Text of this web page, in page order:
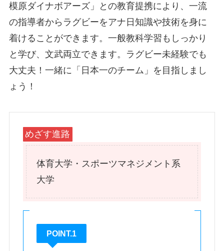
模原ダイナボアーズ」との教育提携により、一流
の指導者からラグビーをアナ日知識や技術を身に
着けることができます。一般教科学習もしっかり
と学び、文武両立できます。ラグビー未経験でも
大丈夫！一緒に「日本一のチーム」を目指しまし
ょう！
めざす進路
体育大学・スポーツマネジメント系
大学
POINT.1